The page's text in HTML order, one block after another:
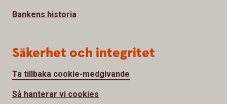
Bankens historia
Säkerhet och integritet
Ta tillbaka cookie-medgivande
Så hanterar vi cookies